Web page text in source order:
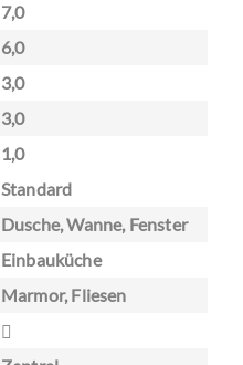
7,0
6,0
3,0
3,0
1,0
Standard
Dusche, Wanne, Fenster
Einbauküche
Marmor, Fliesen